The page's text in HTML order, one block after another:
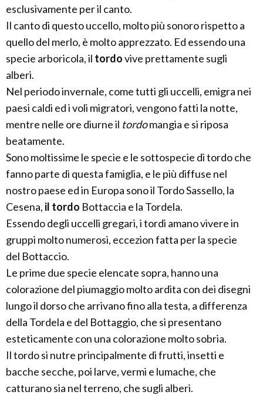
esclusivamente per il canto.
Il canto di questo uccello, molto più sonoro rispetto a
quello del merlo, è molto apprezzato. Ed essendo una
specie arboricola, il tordovive prettamente sugli
alberi.
Nel periodo invernale, come tutti gli uccelli, emigra nei
paesi caldi ed i voli migratori, vengono fatti la notte,
mentre nelle ore diurne il tordomangia e si riposa
beatamente.
Sono moltissime le specie e le sottospecie di tordo che
fanno parte di questa famiglia, e le più diffuse nel
nostro paese ed in Europa sono il Tordo Sassello, la
Cesena, il tordo Bottaccia e la Tordela.
Essendo degli uccelli gregari, i tordi amano vivere in
gruppi molto numerosi, eccezion fatta per la specie
del Bottaccio.
Le prime due specie elencate sopra, hanno una
colorazione del piumaggio molto ardita con dei disegni
lungo il dorso che arrivano fino alla testa, a differenza
della Tordela e del Bottaggio, che si presentano
esteticamente con una colorazione molto sobria.
Il tordo si nutre principalmente di frutti, insetti e
bacche secche, poi larve, vermi e lumache, che
catturano sia nel terreno, che sugli alberi.